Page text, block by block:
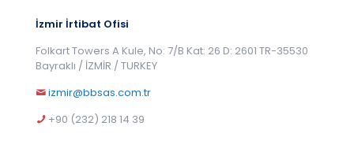
İzmir İrtibat Ofisi
Folkart Towers A Kule, No: 7/B Kat: 26 D: 2601 TR-35530
Bayraklı / İZMİR / TURKEY
izmir@bbsas.com.tr
+90 (232) 218 14 39